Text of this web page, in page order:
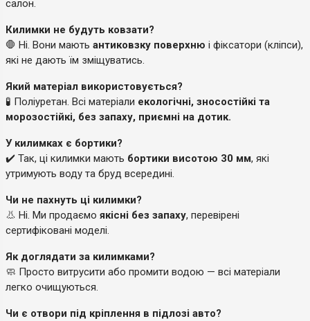
салон.
Килимки не будуть ковзати?
🛑 Ні. Вони мають антиковзку поверхню і фіксатори (кліпси),
які не дають їм зміщуватись.
Який матеріал використовується?
🧪 Поліуретан. Всі матеріали екологічні, зносостійкі та
морозостійкі, без запаху, приємні на дотик.
У килимках є бортики?
✔️ Так, ці килимки мають бортики висотою 30 мм, які
утримують воду та бруд всередині.
Чи не пахнуть ці килимки?
👃 Ні. Ми продаємо якісні без запаху, перевірені
сертифіковані моделі.
Як доглядати за килимками?
🧼 Просто витрусити або промити водою — всі матеріали
легко очищуються.
Чи є отвори під кріплення в підлозі авто?